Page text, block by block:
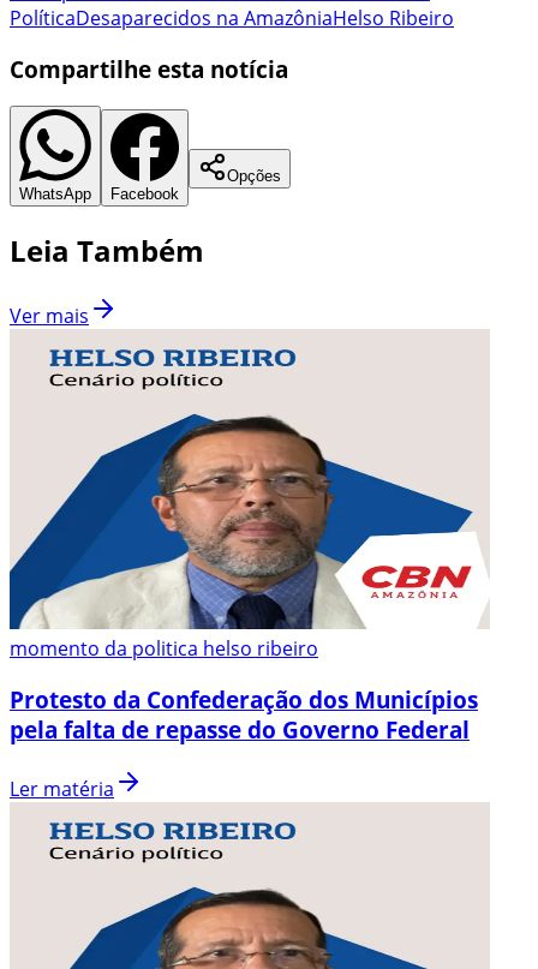
PolíticaDesaparecidos na AmazôniaHelso Ribeiro
Compartilhe esta notícia
WhatsApp Facebook
Opções
Leia Também
Ver mais
momento da politica helso ribeiro
Protesto da Confederação dos Municípios
pela falta de repasse do Governo Federal
Ler matéria